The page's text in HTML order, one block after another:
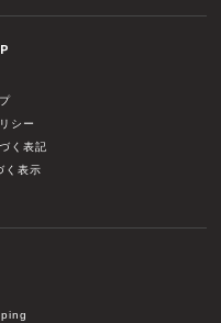
シー
く表記
く表示